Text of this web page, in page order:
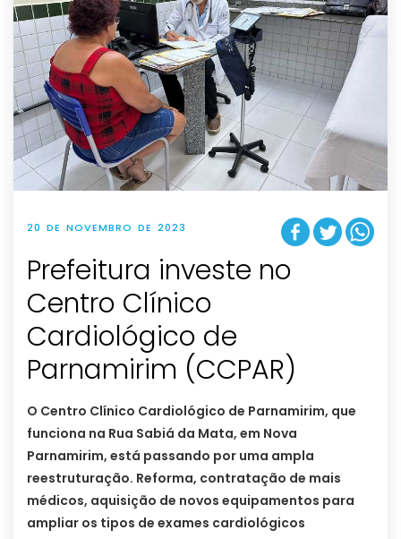
20 DE NOVEMBRO DE 2023
Prefeitura investe no
Centro Clínico
Cardiológico de
Parnamirim (CCPAR)
O Centro Clínico Cardiológico de Parnamirim, que
funciona na Rua Sabiá da Mata, em Nova
Parnamirim, está passando por uma ampla
reestruturação. Reforma, contratação de mais
médicos, aquisição de novos equipamentos para
ampliar os tipos de exames cardiológicos